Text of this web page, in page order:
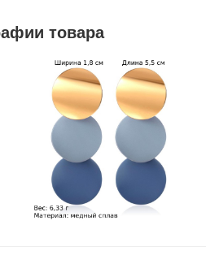
товара